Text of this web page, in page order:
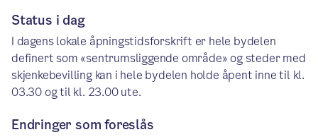
Status i dag
I dagens lokale åpningstidsforskrift er hele bydelen
definert som «sentrumsliggende område» og steder med
skjenkebevilling kan i hele bydelen holde åpent inne til kl.
03.30 og til kl. 23.00 ute.
Endringer som foreslås